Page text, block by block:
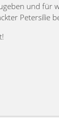
und für
Petersilie